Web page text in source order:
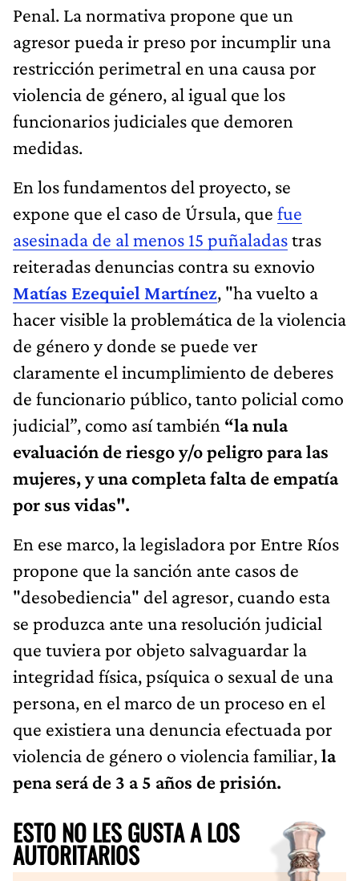
Penal. La normativa propone que un
agresor pueda ir preso por incumplir una
restricción perimetral en una causa por
violencia de género, al igual que los
funcionarios judiciales que demoren
medidas.
En los fundamentos del proyecto, se
expone que el caso de Úrsula, que fue
asesinada de al menos 15 puñaladastras
reiteradas denuncias contra su exnovio
Matías Ezequiel Martínez, "ha vuelto a
hacer visible la problemática de la violencia
de género y donde se puede ver
claramente el incumplimiento de deberes
de funcionario público, tanto policial como
judicial”, como así también “la nula
evaluación de riesgo y/o peligro para las
mujeres, y una completa falta de empatía
por sus vidas".
En ese marco, la legisladora por Entre Ríos
propone que la sanción ante casos de
"desobediencia" del agresor, cuando esta
se produzca ante una resolución judicial
que tuviera por objeto salvaguardar la
integridad física, psíquica o sexual de una
persona, en el marco de un proceso en el
que existiera una denuncia efectuada por
violencia de género o violencia familiar,la
pena será de 3 a 5 años de prisión.
ESTO NO LES GUSTA A LOS
AUTORITARIOS